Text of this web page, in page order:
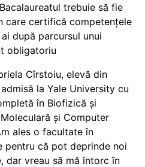
trebuie să fie
care certifică competențele
după parcursul unui
obligatoriu
Cîrstoiu, elevă din
la Yale University cu
în Biofizică și
și Computer
ales o facultate în
pentru că pot deprinde noi
dar vreau să mă întorc în